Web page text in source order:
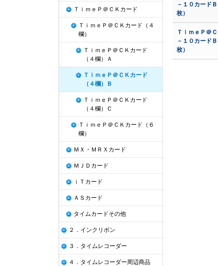
－１０カード
枚）
ＴｉｍｅＰ＠
－１０カード
枚）
ＴｉｍｅＰ＠ＣＫカード
ＴｉｍｅＰ＠ＣＫカード（４
欄）
ＴｉｍｅＰ＠ＣＫカード
（４欄）Ａ
ＴｉｍｅＰ＠ＣＫカード
（４欄）Ｂ
ＴｉｍｅＰ＠ＣＫカード
（４欄）Ｃ
ＴｉｍｅＰ＠ＣＫカード（６
欄）
ＭＸ・ＭＲＸカード
ＭＪＤカード
ｉＴカード
ＡＳカード
タイムカードその他
２．インクリボン
３．タイムレコーダー
４．タイムレコーダー周辺商品